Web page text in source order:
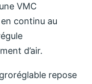
VMC
continu au
d’air.
repose